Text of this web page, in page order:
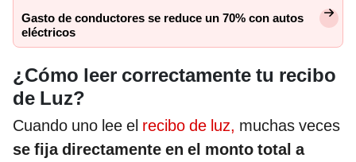
Gasto de conductores se reduce un 70% con autos
eléctricos
¿Cómo leer correctamente tu recibo
de Luz?
Cuando uno lee el recibo de luz, muchas veces
se fija directamente en el monto total a